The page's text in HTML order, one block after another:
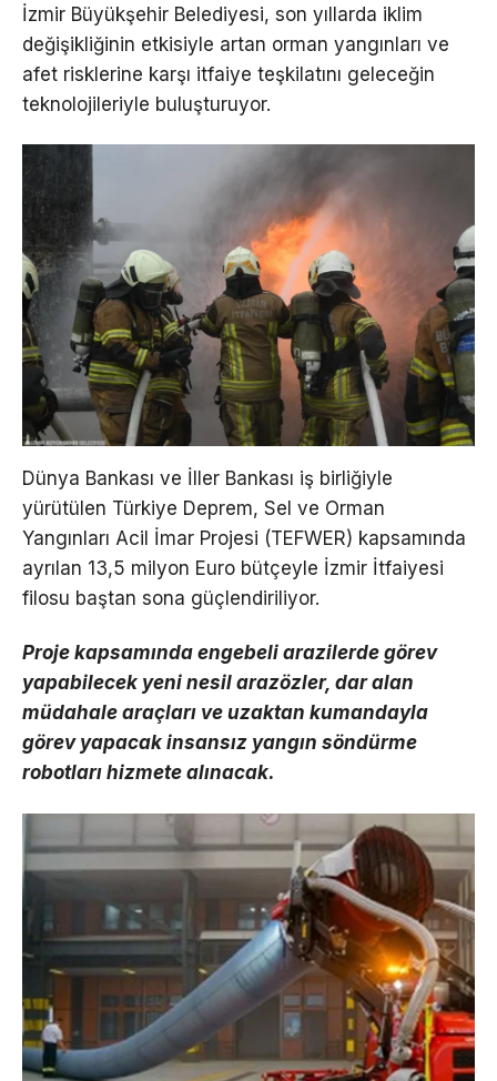
İzmir Büyükşehir Belediyesi, son yıllarda iklim
değişikliğinin etkisiyle artan orman yangınları ve
afet risklerine karşı itfaiye teşkilatını geleceğin
teknolojileriyle buluşturuyor.
Dünya Bankası ve İller Bankası iş birliğiyle
yürütülen Türkiye Deprem, Sel ve Orman
Yangınları Acil İmar Projesi (TEFWER) kapsamında
ayrılan 13,5 milyon Euro bütçeyle İzmir İtfaiyesi
filosu baştan sona güçlendiriliyor.
Proje kapsamında engebeli arazilerde görev
yapabilecek yeni nesil arazözler, dar alan
müdahale araçları ve uzaktan kumandayla
görev yapacak insansız yangın söndürme
robotları hizmete alınacak.